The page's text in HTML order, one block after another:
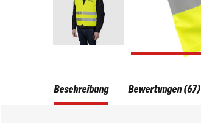
Beschreibung Bewertungen (67)